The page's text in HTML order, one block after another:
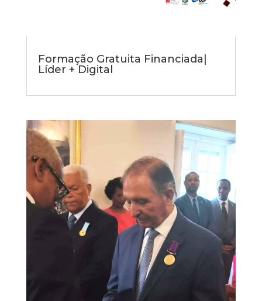
Formação Gratuita Financiada|
Líder + Digital